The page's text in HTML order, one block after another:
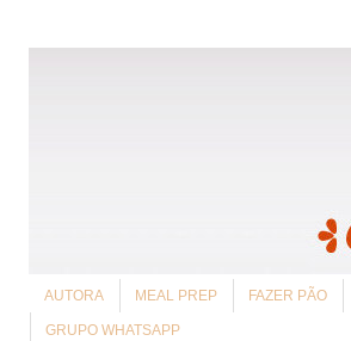
AUTORA MEAL PREP FAZER PÃO
GRUPO WHATSAPP